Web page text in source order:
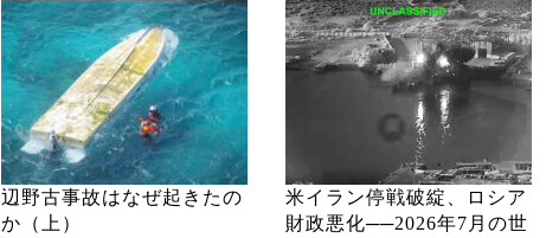
辺野古事故はなぜ起きたの
か（上）
米イラン停戦破綻、ロシア
財政悪化──2026年7月の世